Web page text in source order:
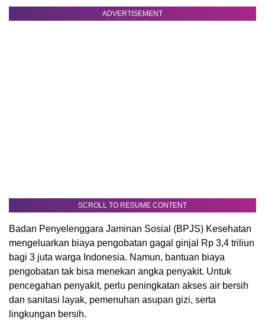
ADVERTISEMENT
SCROLL TO RESUME CONTENT
Badan Penyelenggara Jaminan Sosial (BPJS) Kesehatan
mengeluarkan biaya pengobatan gagal ginjal Rp 3,4 triliun
bagi 3 juta warga Indonesia. Namun, bantuan biaya
pengobatan tak bisa menekan angka penyakit. Untuk
pencegahan penyakit, perlu peningkatan akses air bersih
dan sanitasi layak, pemenuhan asupan gizi, serta
lingkungan bersih.